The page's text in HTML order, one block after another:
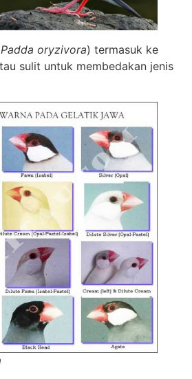
Padda oryzivora) termasuk ke
sulit untuk membedakan jenis